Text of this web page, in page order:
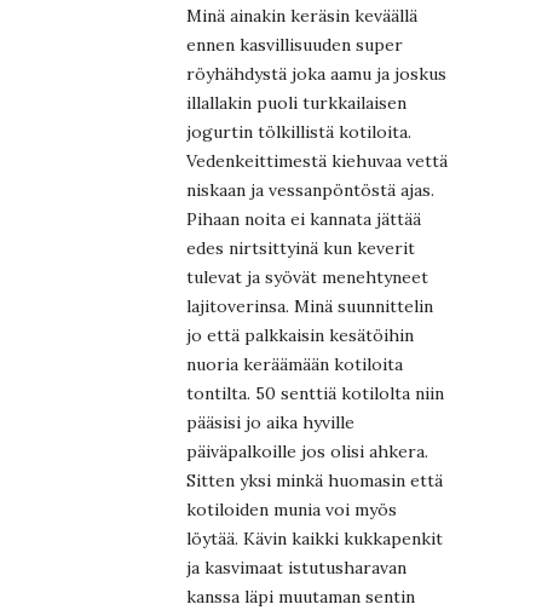
Minä ainakin keräsin keväällä
ennen kasvillisuuden super
röyhähdystä joka aamu ja joskus
illallakin puoli turkkailaisen
jogurtin tölkillistä kotiloita.
Vedenkeittimestä kiehuvaa vettä
niskaan ja vessanpöntöstä ajas.
Pihaan noita ei kannata jättää
edes nirtsittyinä kun keverit
tulevat ja syövät menehtyneet
lajitoverinsa. Minä suunnittelin
jo että palkkaisin kesätöihin
nuoria keräämään kotiloita
tontilta. 50 senttiä kotilolta niin
pääsisi jo aika hyville
päiväpalkoille jos olisi ahkera.
Sitten yksi minkä huomasin että
kotiloiden munia voi myös
löytää. Kävin kaikki kukkapenkit
ja kasvimaat istutusharavan
kanssa läpi muutaman sentin